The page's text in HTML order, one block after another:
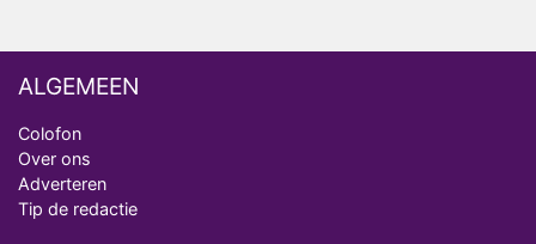
ALGEMEEN
Colofon
Over ons
Adverteren
Tip de redactie